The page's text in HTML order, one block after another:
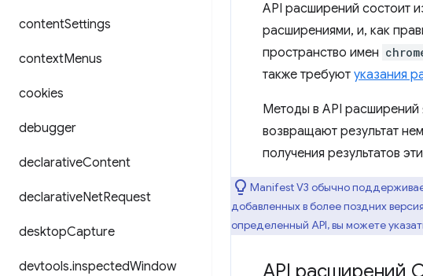
contentSettings
contextMenus
cookies
debugger
declarativeContent
declarativeNetRequest
desktopCapture
devtools.inspectedWindow
API расширений состоит
расширениями, и, как
пространство имен
также требуют указания
Методы в API расширений
возвращают результат
получения результатов
Manifest V3 обычно
добавленных в более поздних
определенный API, вы можете
API расширений